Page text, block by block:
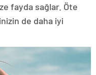
fayda sağlar. Öte
de daha iyi